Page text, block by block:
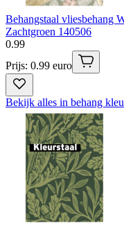
Behangstaal vliesbehang
Zachtgroen 140506
0.99
Prijs: 0.99 euro
Bekijk alles in behang